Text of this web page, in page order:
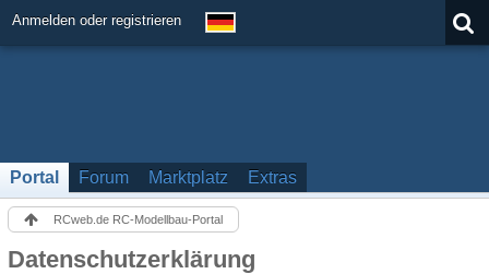
Anmelden oder registrieren
Portal Forum Marktplatz Extras
RCweb.de RC-Modellbau-Portal
Datenschutzerklärung